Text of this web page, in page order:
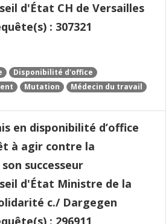
d'État CH de Versailles
: 307321
Disponibilité d'office
Mutation Médecin du travail
en disponibilité d’office
à agir contre la
successeur
d'État Ministre de la
c./ Dargegen
: 296911